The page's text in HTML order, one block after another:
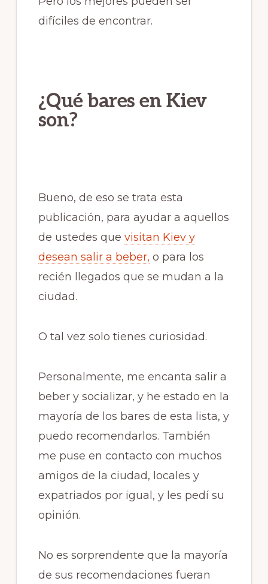
difíciles de encontrar.
¿Qué bares en Kiev
son?
Bueno, de eso se trata esta
publicación, para ayudar a aquellos
de ustedes que visitan Kiev y
desean salir a beber, o para los
recién llegados que se mudan a la
ciudad.
O tal vez solo tienes curiosidad.
Personalmente, me encanta salir a
beber y socializar, y he estado en la
mayoría de los bares de esta lista, y
puedo recomendarlos. También
me puse en contacto con muchos
amigos de la ciudad, locales y
expatriados por igual, y les pedí su
opinión.
No es sorprendente que la mayoría
de sus recomendaciones fueran